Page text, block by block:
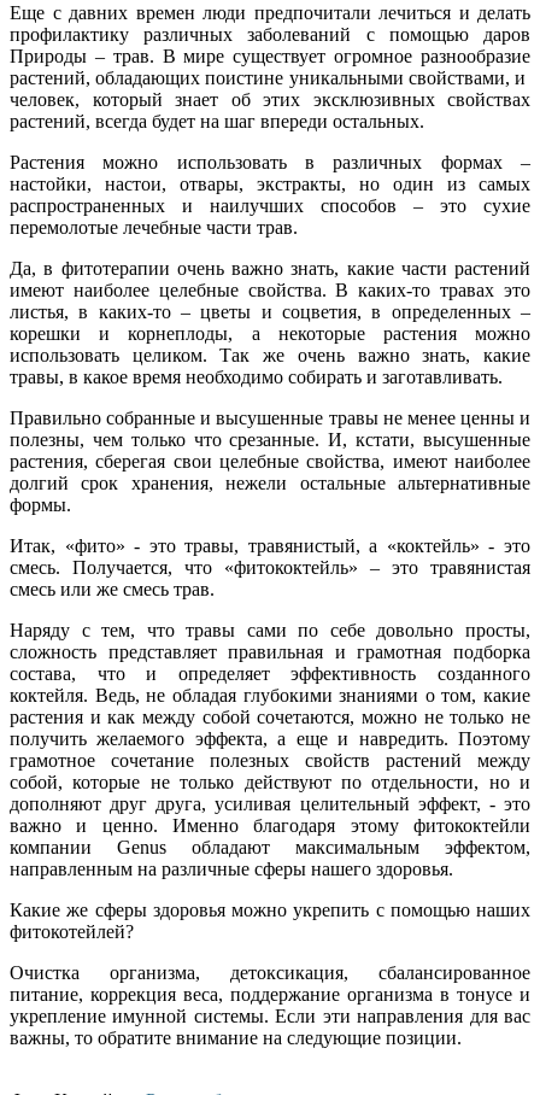
Еще с давних времен люди предпочитали лечиться и делать
профилактику различных заболеваний с помощью даров
Природы – трав. В мире существует огромное разнообразие
растений, обладающих поистине уникальными свойствами, и
человек, который знает об этих эксклюзивных свойствах
растений, всегда будет на шаг впереди остальных.
Растения можно использовать в различных формах –
настойки, настои, отвары, экстракты, но один из самых
распространенных и наилучших способов – это сухие
перемолотые лечебные части трав.
Да, в фитотерапии очень важно знать, какие части растений
имеют наиболее целебные свойства. В каких-то травах это
листья, в каких-то – цветы и соцветия, в определенных –
корешки и корнеплоды, а некоторые растения можно
использовать целиком. Так же очень важно знать, какие
травы, в какое время необходимо собирать и заготавливать.
Правильно собранные и высушенные травы не менее ценны и
полезны, чем только что срезанные. И, кстати, высушенные
растения, сберегая свои целебные свойства, имеют наиболее
долгий срок хранения, нежели остальные альтернативные
формы.
Итак, «фито» - это травы, травянистый, а «коктейль» - это
смесь. Получается, что «фитококтейль» – это травянистая
смесь или же смесь трав.
Наряду с тем, что травы сами по себе довольно просты,
сложность представляет правильная и грамотная подборка
состава, что и определяет эффективность созданного
коктейля. Ведь, не обладая глубокими знаниями о том, какие
растения и как между собой сочетаются, можно не только не
получить желаемого эффекта, а еще и навредить. Поэтому
грамотное сочетание полезных свойств растений между
собой, которые не только действуют по отдельности, но и
дополняют друг друга, усиливая целительный эффект, - это
важно и ценно. Именно благодаря этому фитококтейли
компании Genus обладают максимальным эффектом,
направленным на различные сферы нашего здоровья.
Какие же сферы здоровья можно укрепить с помощью наших
фитокотейлей?
Очистка организма, детоксикация, сбалансированное
питание, коррекция веса, поддержание организма в тонусе и
укрепление имунной системы. Если эти направления для вас
важны, то обратите внимание на следующие позиции.